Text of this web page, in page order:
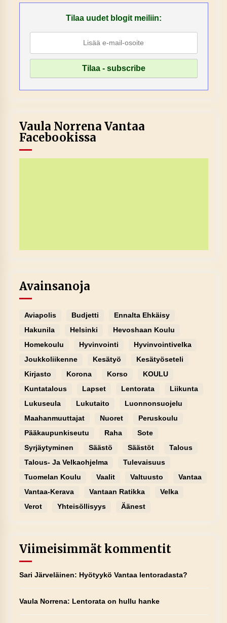
Tilaa uudet blogit meiliin:
Vaula Norrena Vantaa
Facebookissa
Avainsanoja
Aviapolis Budjetti
Ennalta Ehkäisy
Hakunila
Helsinki
Hevoshaan Koulu
Homekoulu
Hyvinvointi
Hyvinvointivelka
Joukkoliikenne
Kesätyö
Kesätyöseteli
Kirjasto
Korona Korso
KOULU
Kuntatalous
Lapset Lentorata
Liikunta
Lukuseula
Lukutaito
Luonnonsuojelu
Maahanmuuttajat
Nuoret
Peruskoulu
Pääkaupunkiseutu
Raha
Sote
Syrjäytyminen
Säästö Säästöt
Talous
Talous- Ja Velkaohjelma
Tulevaisuus
Tuomelan Koulu
Vaalit Valtuusto
Vantaa
Vantaa-Kerava
Vantaan Ratikka
Velka
Verot
Yhteisöllisyys Äänest
Viimeisimmät kommentit
Sari Järveläinen: Hyötyykö Vantaa lentoradasta?
Vaula Norrena: Lentorata on hullu hanke